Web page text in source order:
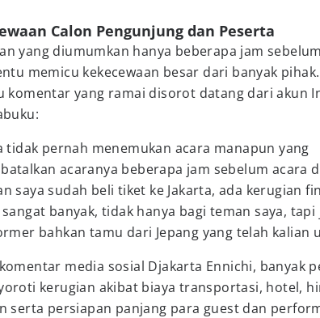
Calon Pengunjung dan Peserta
yang diumumkan hanya beberapa jam
memicu kekecewaan besar dari banyak pihak.
komentar yang ramai disorot datang dari akun
tidak pernah menemukan acara manapun yang
acaranya beberapa jam sebelum acara
saya sudah beli tiket ke Jakarta, ada kerugian
banyak, tidak hanya bagi teman saya, tapi
bahkan tamu dari Jepang yang telah kalian
media sosial Djakarta Ennichi, banyak
kerugian akibat biaya transportasi, hotel,
serta persiapan panjang para guest dan